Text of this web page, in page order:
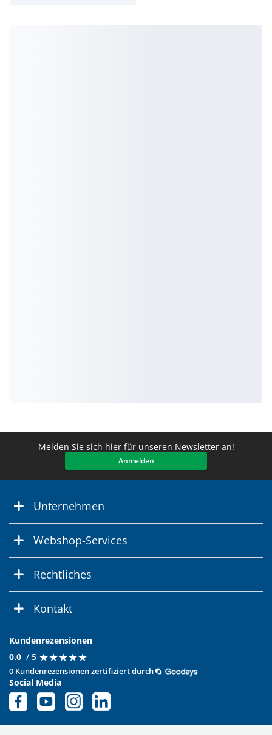
Melden Sie sich hier für unseren Newsletter an!
Anmelden
Unternehmen
Webshop-Services
Rechtliches
Kontakt
Kundenrezensionen
0.0 / 5 ★★★★★
★★★★★
0 Kundenrezensionen zertifiziert durch
Social Media